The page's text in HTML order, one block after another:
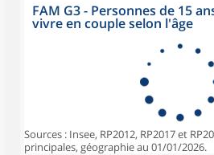
FAM G3 - Personnes de 15
vivre en couple selon l'âge
Sources : Insee, RP2012, RP2017 et
principales, géographie au 01/01/2026.